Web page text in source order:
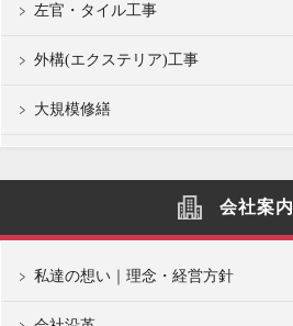
左官・タイル工事
外構(エクステリア)工事
大規模修繕
会社案内
私達の想い｜理念・経営方針